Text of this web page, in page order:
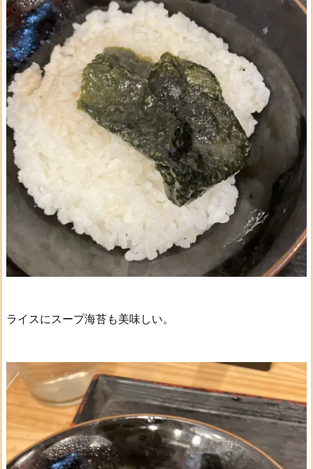
ライスにスープ海苔も美味しい。